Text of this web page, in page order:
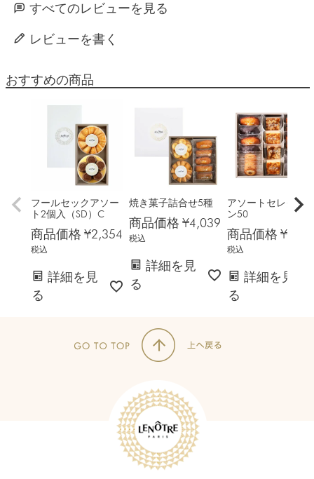
すべてのレビューを見る
レビューを書く
おすすめの商品
フールセックアソー
ト2個入（SD）C
商品価格 ¥2,354
税込
詳細を見
る
焼き菓子詰合せ5種
商品価格 ¥4,039
税込
詳細を見
る
アソートセレクシ
ン50
商品価格 ¥
税込
詳細を見
る